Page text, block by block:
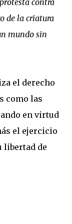
contra
de la criatura
mundo sin
el derecho
como las
en virtud
el ejercicio
libertad de